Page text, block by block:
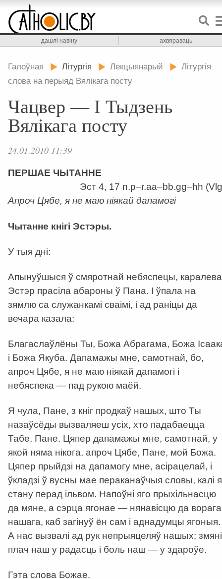
дашлі навіну ахвяраваць
Галоўная Літургія Лекцыянарый
Літургія
слова на перыяд Вялікага посту
Чацвер — І Тыдзень
Вялікага посту
24.01.2010 11:39
ПЕРШАЕ ЧЫТАННЕ
Эст 4, 17 n.p–r.aa–bb.gg–hh
Апроч Цябе, я не маю ніякай дапамогі
Чытанне кнігі Эстэры.
У тыя дні:
Апынуўшыся ў смяротнай небяспецы, каралева
Эстэр прасіла абароны ў Пана. І ўпала на
зямлю са служанкамі сваімі, і ад раніцы да
вечара казала:
Благаслаўлёны Ты, Божа Абрагама, Божа
і Божа Якуба. Дапамажы мне, самотнай, бо,
апроч Цябе, я не маю ніякай дапамогі і
небяспека — пад рукою маёй.
Я чула, Пане, з кніг продкаў нашых, што Ты
назаўсёды вызваляеш усіх, хто падабаецца
Табе, Пане. Цяпер дапамажы мне, самотнай, у
якой няма нікога, апроч Цябе, Пане, мой Божа.
Цяпер прыйдзі на дапамогу мне, асірацелай, і
ўкладзі ў вусны мае пераканаўчыя словы, калі я
стану перад ільвом. Напоўні яго прыхільнасцю
да мяне, а сэрца ягонае — нянавісцю да ворага
нашага, каб загінуў ён сам і аднадумцы ягоныя.
А нас вызвалі ад рук непрыяцеляў нашых; змяні
плач наш у радасць і боль наш — у здароўе.
Гэта слова Божае.